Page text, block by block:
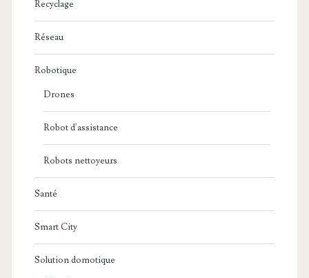
Recyclage
Réseau
Robotique
Drones
Robot d'assistance
Robots nettoyeurs
Santé
Smart City
Solution domotique